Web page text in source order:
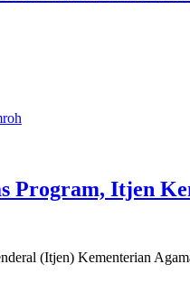
Program, Itjen
(Itjen) Kementerian